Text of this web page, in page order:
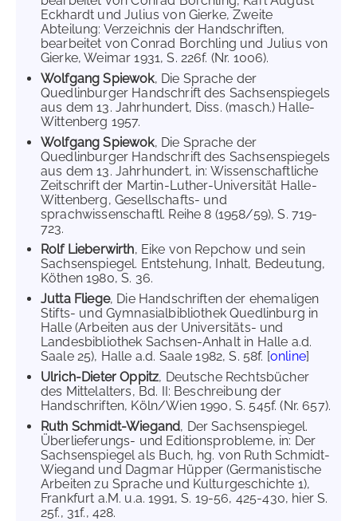
Eckhardt und Julius von Gierke, Zweite
Abteilung: Verzeichnis der Handschriften,
bearbeitet von Conrad Borchling und Julius von
Gierke, Weimar 1931, S. 226f. (Nr. 1006).
Wolfgang Spiewok, Die Sprache der
Quedlinburger Handschrift des Sachsenspiegels
aus dem 13. Jahrhundert, Diss. (masch.) Halle-
Wittenberg 1957.
Wolfgang Spiewok, Die Sprache der
Quedlinburger Handschrift des Sachsenspiegels
aus dem 13. Jahrhundert, in: Wissenschaftliche
Zeitschrift der Martin-Luther-Universität Halle-
Wittenberg, Gesellschafts- und
sprachwissenschaftl. Reihe 8 (1958/59), S. 719-
723.
Rolf Lieberwirth, Eike von Repchow und sein
Sachsenspiegel. Entstehung, Inhalt, Bedeutung,
Köthen 1980, S. 36.
Jutta Fliege, Die Handschriften der ehemaligen
Stifts- und Gymnasialbibliothek Quedlinburg in
Halle (Arbeiten aus der Universitäts- und
Landesbibliothek Sachsen-Anhalt in Halle a.d.
Saale 25), Halle a.d. Saale 1982, S. 58f. [online]
Ulrich-Dieter Oppitz, Deutsche Rechtsbücher
des Mittelalters, Bd. II: Beschreibung der
Handschriften, Köln/Wien 1990, S. 545f. (Nr. 657).
Ruth Schmidt-Wiegand, Der Sachsenspiegel.
Überlieferungs- und Editionsprobleme, in: Der
Sachsenspiegel als Buch, hg. von Ruth Schmidt-
Wiegand und Dagmar Hüpper (Germanistische
Arbeiten zu Sprache und Kulturgeschichte 1),
Frankfurt a.M. u.a. 1991, S. 19-56, 425-430, hier S.
25f., 31f., 428.